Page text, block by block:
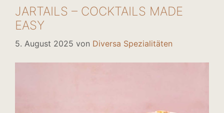
JARTAILS – COCKTAILS MADE
EASY
5. August 2025 von Diversa Spezialitäten